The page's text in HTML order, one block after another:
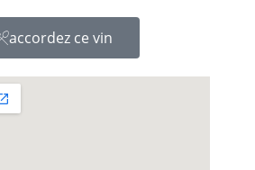
accordez ce vin